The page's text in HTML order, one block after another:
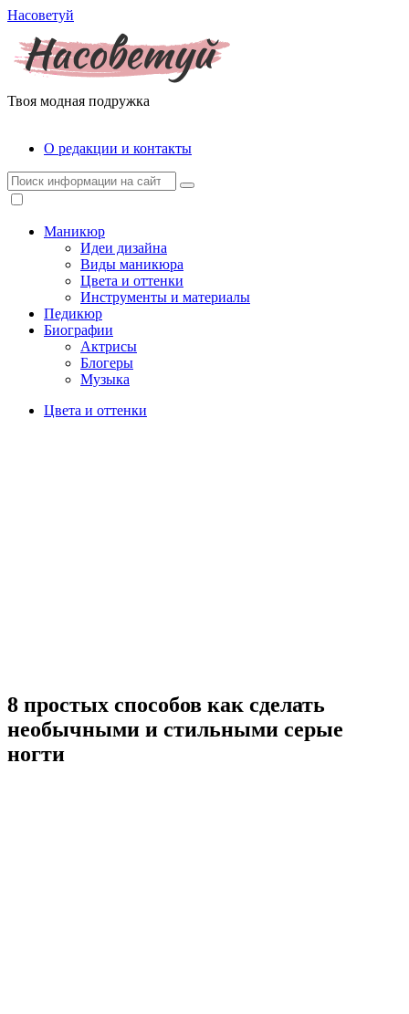
Насоветуй
Твоя модная подружка
О редакции и контакты
Маникюр
Идеи дизайна
Виды маникюра
Цвета и оттенки
Инструменты и материалы
Педикюр
Биографии
Актрисы
Блогеры
Музыка
Цвета и оттенки
8 простых способов как сделать
необычными и стильными серые
ногти